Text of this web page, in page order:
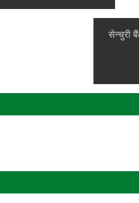
सेन्चुरी